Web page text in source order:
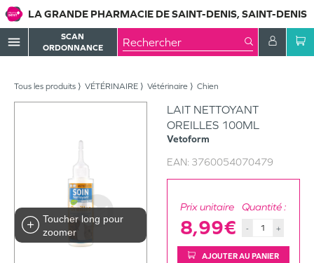
LA GRANDE PHARMACIE DE SAINT-DENIS, SAINT-DENIS
menu
SCAN
ORDONNANCE
Tous les produits VÉTÉRINAIRE Vétérinaire Chien
Toucher long pour
zoomer
LAIT NETTOYANT
OREILLES 100ML
Vetoform
EAN: 3760054070479
Prix unitaire
8,99€
Quantité :
- +
AJOUTER AU PANIER